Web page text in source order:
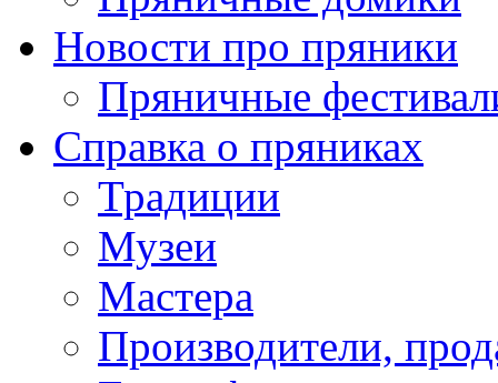
Новости про пряники
Пряничные
Справка о пряниках
Традиции
Музеи
Мастера
Производители,